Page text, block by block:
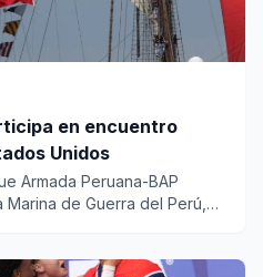
en encuentro
Unidos
Armada Peruana-BAP
de Guerra del Perú,